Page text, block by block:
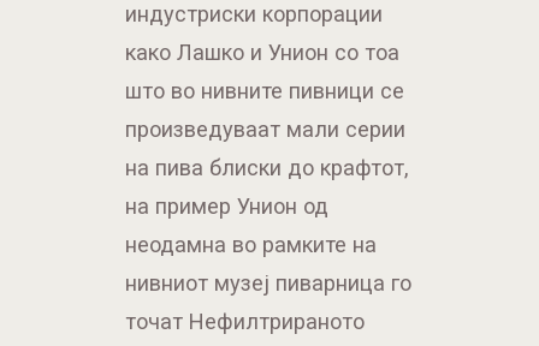
индустриски корпорации
како Лашко и Унион со тоа
што во нивните пивници се
произведуваат мали серии
на пива блиски до крафтот,
на пример Унион од
неодамна во рамките на
нивниот музеј пиварница го
точат Нефилтрираното